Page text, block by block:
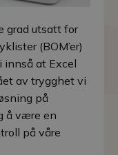
grad utsatt for
(BOM’er)
innså at Excel
av trygghet vi
på
å være en
på våre